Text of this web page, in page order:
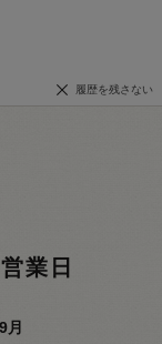
履歴を残さない
業日
9月